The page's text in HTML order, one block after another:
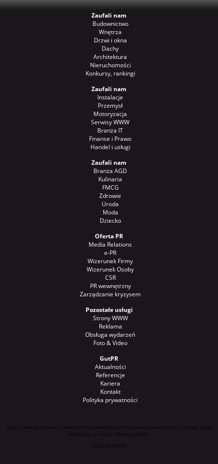
Zaufali nam
Budownictwo
Wnętrza
Drzwi i okna
Dachy
Architektura
Nieruchomości
Konkursy, rankingi
Zaufali nam
Instalacje
Przemysł
Motoryzacja
Serwisy WWW
Branża IT
Finanse i Prawo
Handel i usługi
Zaufali nam
Branża AGD
Kulinaria
FMCG
Zdrowie
Uroda
Moda
Dziecko
Oferta PR
Media Relations
e-PR
Wizerunek Firmy
Wizerunek Osoby
CSR
PR wewnętrzny
Zarządzanie kryzysem
Pozostałe usługi
Strony WWW
Reklama
Obsługa wydarzeń
Foto & Video
GutPR
Aktualności
Referencje
Kariera
Kontakt
Polityka prywatności
Użyte znaki graficzne i nazwy firm są własnością ich prawnych właścicieli i zostały użyte
wyłącznie w celach informacyjnych.
(c) 2026
GutPR